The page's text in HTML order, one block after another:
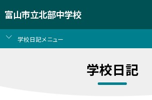
富山市立北部中学校
学校日記メニュー
学校日記